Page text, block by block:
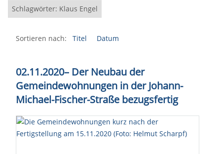
Schlagwörter: Klaus Engel
Sortieren nach: Titel Datum
02.11.2020– Der Neubau der
Gemeindewohnungen in der Johann-
Michael-Fischer-Straße bezugsfertig